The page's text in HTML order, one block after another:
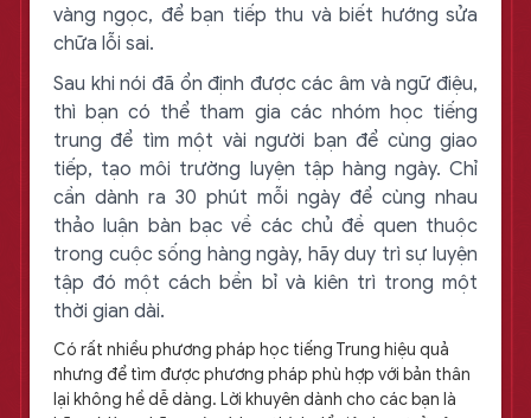
vàng ngọc, để bạn tiếp thu và biết hướng sửa
chữa lỗi sai.
Sau khi nói đã ổn định được các âm và ngữ điệu,
thì bạn có thể tham gia các nhóm học tiếng
trung để tìm một vài người bạn để cùng giao
tiếp, tạo môi trường luyện tập hàng ngày. Chỉ
cần dành ra 30 phút mỗi ngày để cùng nhau
thảo luận bàn bạc về các chủ đề quen thuộc
trong cuộc sống hàng ngày, hãy duy trì sự luyện
tập đó một cách bền bỉ và kiên trì trong một
thời gian dài.
Có rất nhiều phương pháp học tiếng Trung hiệu quả
nhưng để tìm được phương pháp phù hợp với bản thân
lại không hề dễ dàng. Lời khuyên dành cho các bạn là